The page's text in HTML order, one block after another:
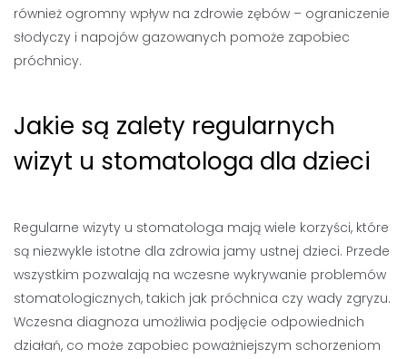
również ogromny wpływ na zdrowie zębów – ograniczenie
słodyczy i napojów gazowanych pomoże zapobiec
próchnicy.
Jakie są zalety regularnych
wizyt u stomatologa dla dzieci
Regularne wizyty u stomatologa mają wiele korzyści, które
są niezwykle istotne dla zdrowia jamy ustnej dzieci. Przede
wszystkim pozwalają na wczesne wykrywanie problemów
stomatologicznych, takich jak próchnica czy wady zgryzu.
Wczesna diagnoza umożliwia podjęcie odpowiednich
działań, co może zapobiec poważniejszym schorzeniom